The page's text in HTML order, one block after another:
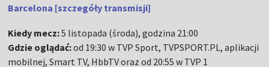
Barcelona [szczegóły transmisji]
Kiedy mecz:5 listopada (środa), godzina 21:00
Gdzie oglądać:od 19:30 w TVP Sport, TVPSPORT.PL, aplikacji
mobilnej, Smart TV, HbbTV oraz od 20:55 w TVP 1